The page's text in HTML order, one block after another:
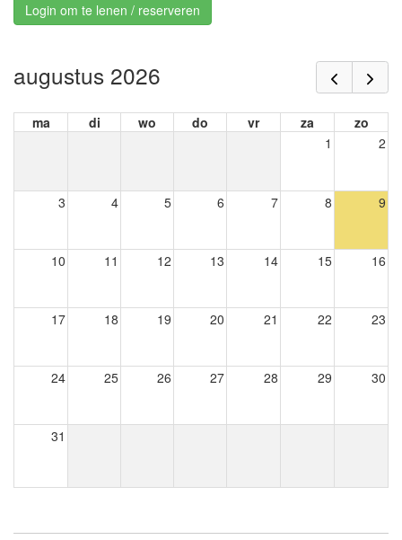
Login om te lenen / reserveren
augustus 2026
ma di wo do vr za
zo
1
2
3 4 5 6 7 8 9
10 11 12 13 14 15 16
17 18 19 20 21 22 23
24 25 26 27 28 29 30
31